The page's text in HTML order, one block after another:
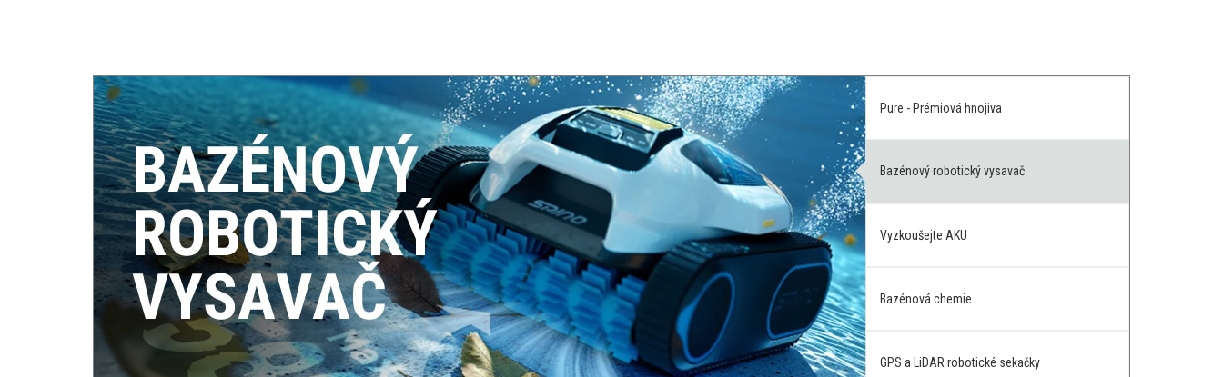
Pure - Prémiová hnojiva
Bazénový robotický vysavač
Vyzkoušejte AKU
Bazénová chemie
GPS a LiDAR robotické sekačky